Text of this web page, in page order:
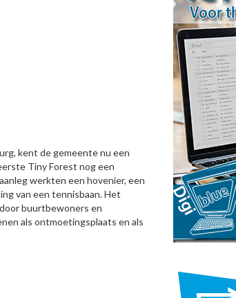
kent de gemeente nu een
Tiny Forest nog een
werkten een hovenier, een
van een tennisbaan. Het
buurtbewoners en
als ontmoetingsplaats en als